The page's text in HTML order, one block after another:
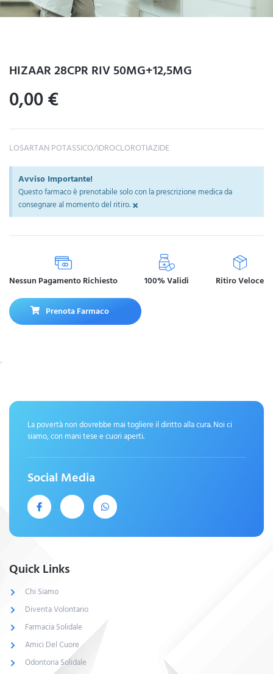
HIZAAR 28CPR RIV 50MG+12,5MG
0,00€
LOSARTAN POTASSICO/IDROCLOROTIAZIDE
Avviso Importante!
Questo farmaco è prenotabile solo con la prescrizione medica da
consegnare al momento del ritiro.×
Nessun Pagamento Richiesto 100% Validi Ritiro Veloce
Prenota Farmaco
La povertà non dovrebbe mai togliere il diritto alla cura. Noi ci
siamo, con mani tese e cuori aperti.
Social Media
Quick Links
Chi Siamo
Diventa Volontario
Farmacia Solidale
Amici Del Cuore
Odontoria Solidale